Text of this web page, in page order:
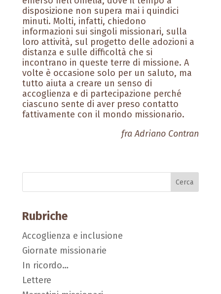
disposizione non supera mai i quindici
minuti. Molti, infatti, chiedono
informazioni sui singoli missionari, sulla
loro attività, sul progetto delle adozioni a
distanza e sulle difficoltà che si
incontrano in queste terre di missione. A
volte è occasione solo per un saluto, ma
tutto aiuta a creare un senso di
accoglienza e di partecipazione perché
ciascuno sente di aver preso contatto
fattivamente con il mondo missionario.
fra Adriano Contran
Rubriche
Accoglienza e inclusione
Giornate missionarie
In ricordo…
Lettere